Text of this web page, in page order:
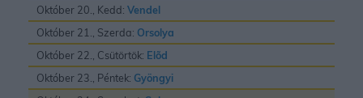
Október 20., Kedd: Vendel
Október 21., Szerda: Orsolya
Október 22., Csütörtök: Elõd
Október 23., Péntek: Gyöngyi